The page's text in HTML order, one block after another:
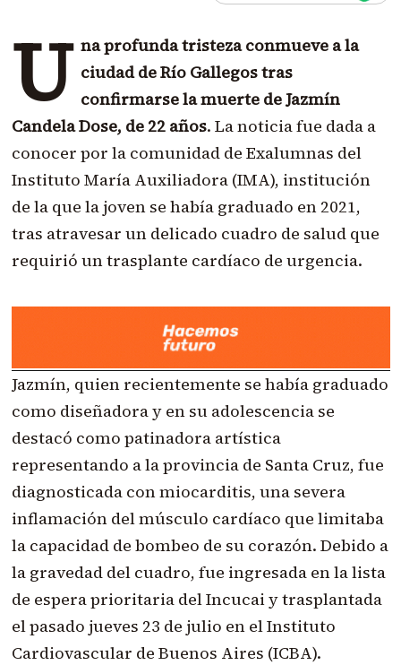
U na profunda tristeza conmueve a la
ciudad de Río Gallegos tras
confirmarse la muerte de Jazmín
Candela Dose, de 22 años. La noticia fue dada a
conocer por la comunidad de Exalumnas del
Instituto María Auxiliadora (IMA), institución
de la que la joven se había graduado en 2021,
tras atravesar un delicado cuadro de salud que
requirió un trasplante cardíaco de urgencia.
Jazmín, quien recientemente se había graduado
como diseñadora y en su adolescencia se
destacó como patinadora artística
representando a la provincia de Santa Cruz, fue
diagnosticada con miocarditis, una severa
inflamación del músculo cardíaco que limitaba
la capacidad de bombeo de su corazón. Debido a
la gravedad del cuadro, fue ingresada en la lista
de espera prioritaria del Incucai y trasplantada
el pasado jueves 23 de julio en el Instituto
Cardiovascular de Buenos Aires (ICBA).